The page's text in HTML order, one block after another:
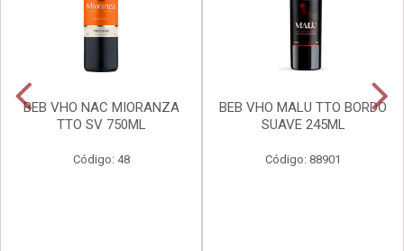
BEB VHO NAC MIORANZA
TTO SV 750ML
Código: 48
BEB VHO MALU TTO BORDO
SUAVE 245ML
Código: 88901